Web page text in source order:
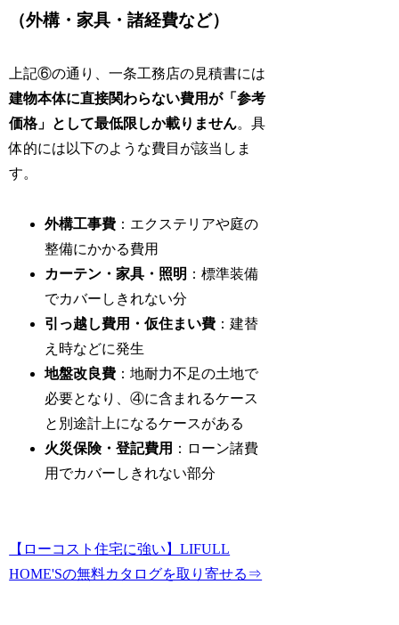
（外構・家具・諸経費など）
上記⑥の通り、一条工務店の見積書には
建物本体に直接関わらない費用が「参考
価格」として最低限しか載りません。具
体的には以下のような費目が該当しま
す。
外構工事費 ：エクステリアや庭の
整備にかかる費用
カーテン・家具・照明 ：標準装備
でカバーしきれない分
引っ越し費用・仮住まい費 ：建替
え時などに発生
地盤改良費 ：地耐力不足の土地で
必要となり、④に含まれるケース
と別途計上になるケースがある
火災保険・登記費用 ：ローン諸費
用でカバーしきれない部分
【ローコスト住宅に強い】LIFULL
HOME'Sの無料カタログを取り寄せる⇒